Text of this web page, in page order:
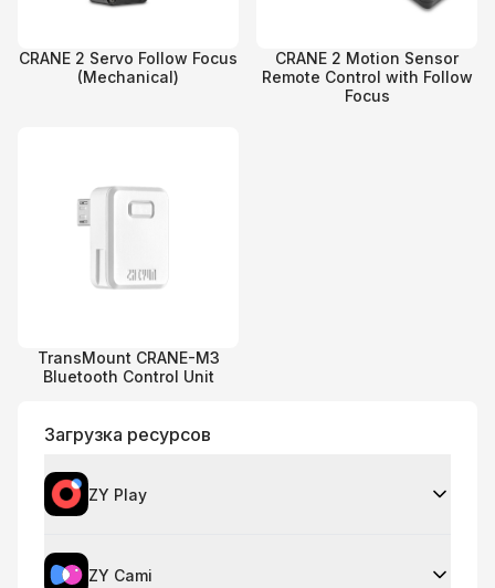
CRANE 2 Servo Follow Focus
(Mechanical)
CRANE 2 Motion Sensor
Remote Control with Follow
Focus
TransMount CRANE-M3
Bluetooth Control Unit
Загрузка ресурсов
ZY Play
ZY Cami